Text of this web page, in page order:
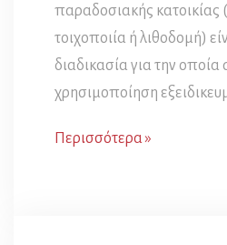
παραδοσιακής
τοιχοποιία ή λιθοδομή)
διαδικασία για την οποία
χρησιμοποίηση
Περισσότερα »